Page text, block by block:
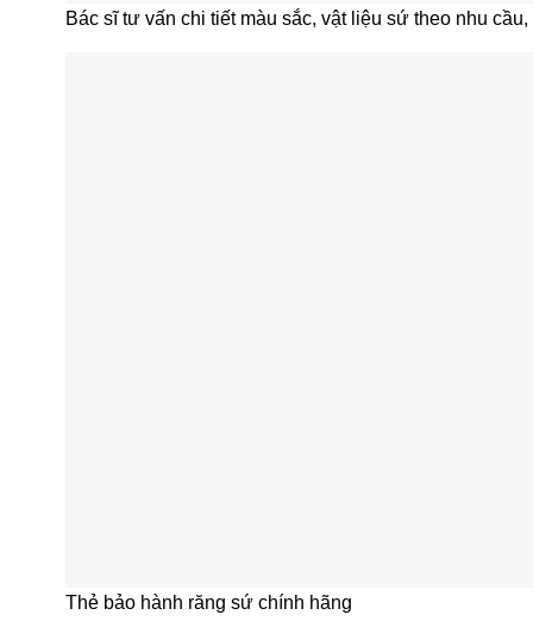
Bác sĩ tư vấn chi tiết màu sắc, vật liệu sứ theo nhu
Thẻ bảo hành răng sứ chính hãng